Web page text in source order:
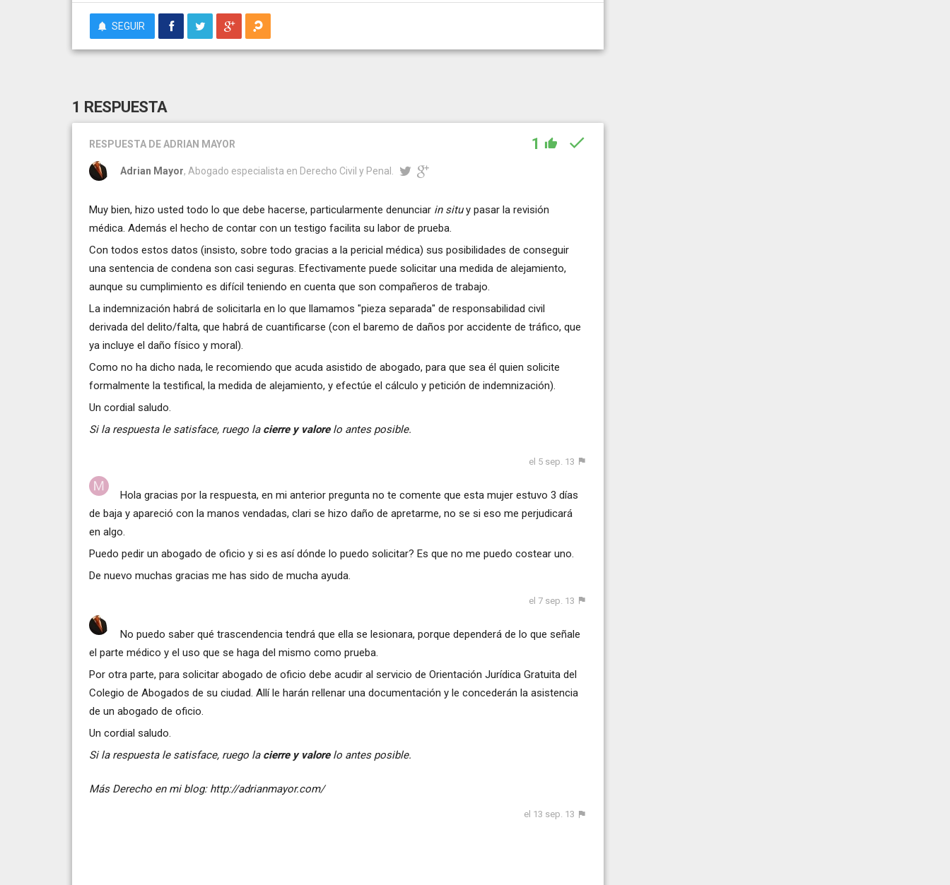
SEGUIR
1 RESPUESTA
RESPUESTA DE ADRIAN MAYOR 1
Adrian Mayor, Abogado especialista en Derecho Civil y Penal.
Muy bien, hizo usted todo lo que debe hacerse, particularmente denunciar in situy pasar la revisión
médica. Además el hecho de contar con un testigo facilita su labor de prueba.
Con todos estos datos (insisto, sobre todo gracias a la pericial médica) sus posibilidades de conseguir
una sentencia de condena son casi seguras. Efectivamente puede solicitar una medida de alejamiento,
aunque su cumplimiento es difícil teniendo en cuenta que son compañeros de trabajo.
La indemnización habrá de solicitarla en lo que llamamos "pieza separada" de responsabilidad civil
derivada del delito/falta, que habrá de cuantificarse (con el baremo de daños por accidente de tráfico, que
ya incluye el daño físico y moral).
Como no ha dicho nada, le recomiendo que acuda asistido de abogado, para que sea él quien solicite
formalmente la testifical, la medida de alejamiento, y efectúe el cálculo y petición de indemnización).
Un cordial saludo.
Si la respuesta le satisface, ruego la cierre y valorelo antes posible.
el 5 sep. 13
Hola gracias por la respuesta, en mi anterior pregunta no te comente que esta mujer estuvo 3 días
de baja y apareció con la manos vendadas, clari se hizo daño de apretarme, no se si eso me perjudicará
en algo.
Puedo pedir un abogado de oficio y si es así dónde lo puedo solicitar? Es que no me puedo costear uno.
De nuevo muchas gracias me has sido de mucha ayuda.
el 7 sep. 13
No puedo saber qué trascendencia tendrá que ella se lesionara, porque dependerá de lo que señale
el parte médico y el uso que se haga del mismo como prueba.
Por otra parte, para solicitar abogado de oficio debe acudir al servicio de Orientación Jurídica Gratuita del
Colegio de Abogados de su ciudad. Allí le harán rellenar una documentación y le concederán la asistencia
de un abogado de oficio.
Un cordial saludo.
Si la respuesta le satisface, ruego la cierre y valorelo antes posible.
Más Derecho en mi blog: http://adrianmayor.com/
el 13 sep. 13